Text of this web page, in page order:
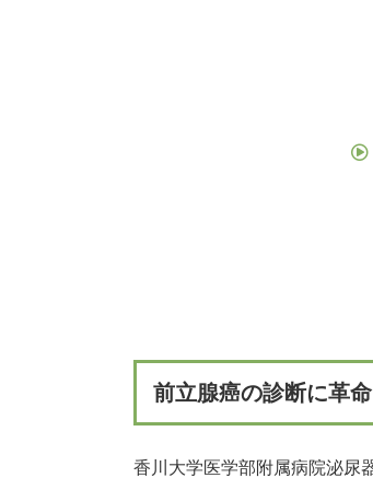
前立腺癌の診断に革
香川大学医学部附属病院泌尿